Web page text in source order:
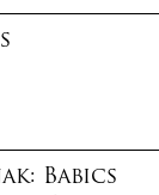
Babics